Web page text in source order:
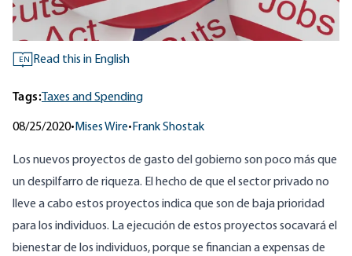
EN Read this in English
Tags: Taxes and Spending
08/25/2020• Mises Wire• Frank Shostak
Los nuevos proyectos de gasto del gobierno son poco más que
un despilfarro de riqueza. El hecho de que el sector privado no
lleve a cabo estos proyectos indica que son de baja prioridad
para los individuos. La ejecución de estos proyectos socavará el
bienestar de los individuos, porque se financian a expensas de